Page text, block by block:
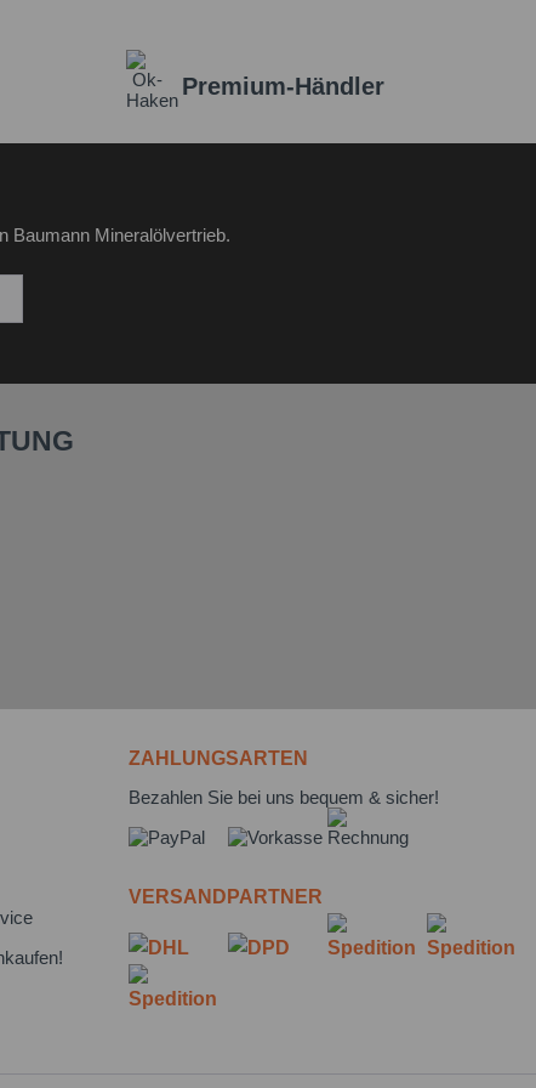
Premium-Händler
Baumann Mineralölvertrieb.
ZAHLUNGSARTEN
Bezahlen Sie bei uns bequem & sicher!
VERSANDPARTNER